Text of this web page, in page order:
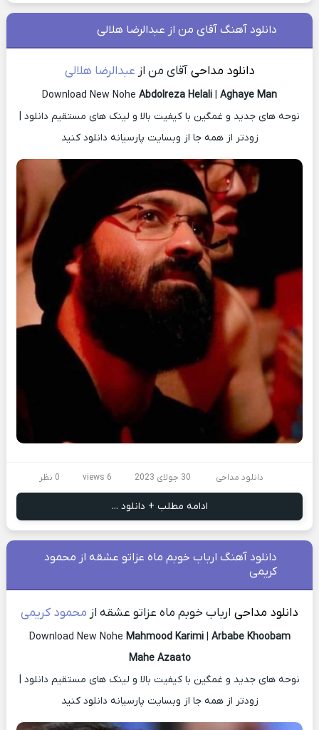
دانلود آهنگ آقای من از عبدالرضا هلالی
دانلود مداحیآقای من از عبدالرضا هلالی
Download New Nohe Abdolreza Helali Aghaye Man
نوحه های جدید و غمگین با کیفیت بالا و لینک های مستقیم دانلود |
زودتر از همه جا از وبسایت پارسیانه دانلود کنید
دانلود مداحی 30 جولای 2023 6 views 0 نظر
ادامه مطلب + دانلود ...
دانلود آهنگ ارباب خوبم ماه عزاتو عشقه از محمود
کریمی
دانلود مداحی ارباب خوبم ماه عزاتو عشقه از محمود کریمی
Download New Nohe Mahmood Karimi| Arbabe Khoobam
Mahe Azaato
نوحه های جدید و غمگین با کیفیت بالا و لینک های مستقیم دانلود |
زودتر از همه جا از وبسایت پارسیانه دانلود کنید